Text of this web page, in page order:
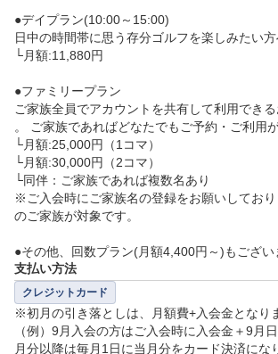
●デイプラン(10:00～15:00)
日中の時間帯に思う存分ゴルフを楽しみたい方
└月額:11,880円
●ファミリープラン
ご家族全員でアカウントを共有して利用でき
。 ご家族であればどなたでもご予約・ご利用が
└月額:25,000円（1コマ）
└月額:30,000円（2コマ）
└同伴：ご家族であれば複数名あり
※ご入会時にご家族名の登録をお願いしてお
のご家族が対象です。
●その他、回数プラン(月額4,400円～)もござい
支払い方法
クレジットカード
※初月の引き落としは、月額費+入会金となり
（例）9月入会の方はご入会時に入会金＋9月
月分以降は毎月1日に当月分をカード決済にな